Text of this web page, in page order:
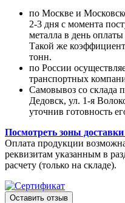
по Москве и
2-3 дня с момента
металла в день
Такой же
тонн.
по России
транспортных
Самовывоз со склада
Дедовск, ул. 1-я
уточнив готовность
Посмотреть зоны
Оплата продукции
реквизитам указанным в
расчету (только на складе).
Оставить отзыв